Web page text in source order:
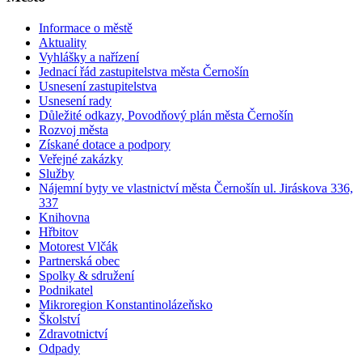
Informace o městě
Aktuality
Vyhlášky a nařízení
Jednací řád zastupitelstva města Černošín
Usnesení zastupitelstva
Usnesení rady
Důležité odkazy, Povodňový plán města Černošín
Rozvoj města
Získané dotace a podpory
Veřejné zakázky
Služby
Nájemní byty ve vlastnictví města Černošín ul. Jiráskova 336,
337
Knihovna
Hřbitov
Motorest Vlčák
Partnerská obec
Spolky & sdružení
Podnikatel
Mikroregion Konstantinolázeňsko
Školství
Zdravotnictví
Odpady